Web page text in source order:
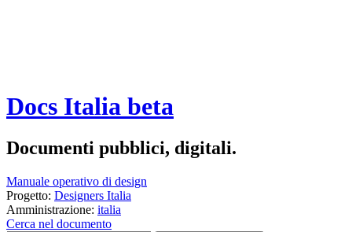
Docs Italia beta
Documenti pubblici, digitali.
Manuale operativo di design
Progetto: Designers Italia
Amministrazione: italia
Cerca nel documento